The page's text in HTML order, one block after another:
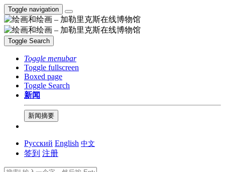
Toggle navigation
Toggle Search
Toggle menubar
Toggle fullscreen
Boxed page
Toggle Search
新闻
新闻摘要
Русский English 中文
签到 注册